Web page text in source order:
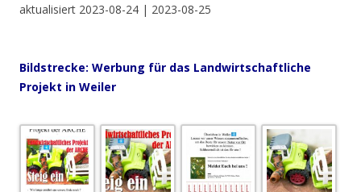
aktualisiert 2023-08-24 | 2023-08-25
Bildstrecke: Werbung für das Landwirtschaftliche
Projekt in Weiler